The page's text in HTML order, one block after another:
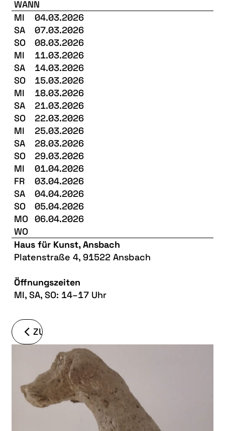
WANN
MI
04.03.2026
SA
07.03.2026
SO
08.03.2026
MI
11.03.2026
SA
14.03.2026
SO
15.03.2026
MI
18.03.2026
SA
21.03.2026
SO
22.03.2026
MI
25.03.2026
SA
28.03.2026
SO
29.03.2026
MI
01.04.2026
FR
03.04.2026
SA
04.04.2026
SO
05.04.2026
MO 06.04.2026
WO
Haus für Kunst, Ansbach
Platenstraße 4, 91522 Ansbach
Öffnungszeiten
MI, SA, SO: 14–17 Uhr
ZURÜCK